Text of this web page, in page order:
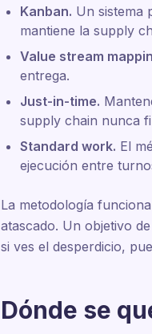
Kanban. Un sistema
mantiene la supply
Value stream
entrega.
Just-in-time.
supply chain nunca
Standard work. El
ejecución entre
La metodología
atascado. Un objetivo
si ves el desperdicio,
Dónde se